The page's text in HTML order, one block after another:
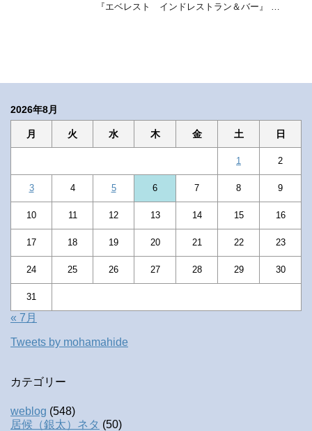
『エベレスト インドレストラン＆バー』 …
2026年8月
月 火 水 木 金 土 日
1 2
3 4 5 6 7 8 9
10 11 12 13 14 15 16
17 18 19 20 21 22 23
24 25 26 27 28 29 30
31
« 7月
Tweets by mohamahide
カテゴリー
weblog (548)
居候（銀太）ネタ (50)